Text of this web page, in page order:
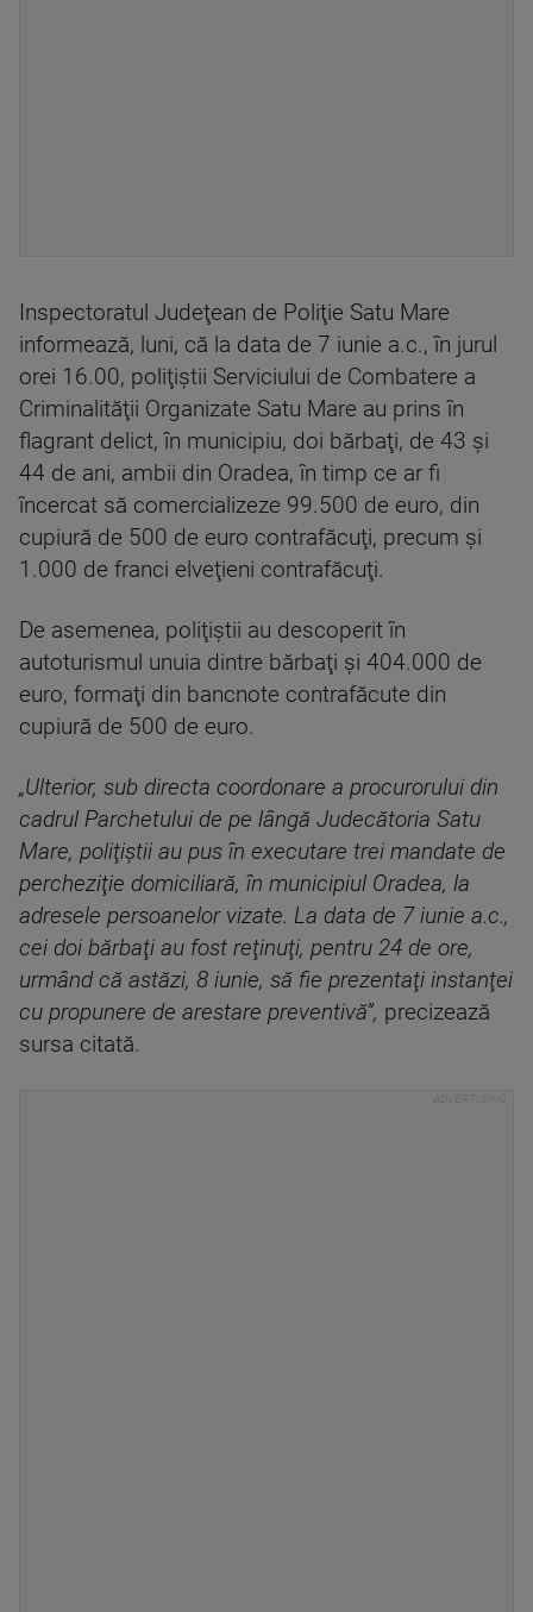
Inspectoratul Judeţean de Poliţie Satu Mare
informează, luni, că la data de 7 iunie a.c., în jurul
orei 16.00, poliţiştii Serviciului de Combatere a
Criminalităţii Organizate Satu Mare au prins în
flagrant delict, în municipiu, doi bărbaţi, de 43 şi
44 de ani, ambii din Oradea, în timp ce ar fi
încercat să comercializeze 99.500 de euro, din
cupiură de 500 de euro contrafăcuţi, precum şi
1.000 de franci elveţieni contrafăcuţi.
De asemenea, poliţiştii au descoperit în
autoturismul unuia dintre bărbaţi şi 404.000 de
euro, formaţi din bancnote contrafăcute din
cupiură de 500 de euro.
„Ulterior, sub directa coordonare a procurorului din
cadrul Parchetului de pe lângă Judecătoria Satu
Mare, poliţiştii au pus în executare trei mandate de
percheziţie domiciliară, în municipiul Oradea, la
adresele persoanelor vizate. La data de 7 iunie a.c.,
cei doi bărbaţi au fost reţinuţi, pentru 24 de ore,
urmând că astăzi, 8 iunie, să fie prezentaţi instanţei
cu propunere de arestare preventivă”, precizează
sursa citată.